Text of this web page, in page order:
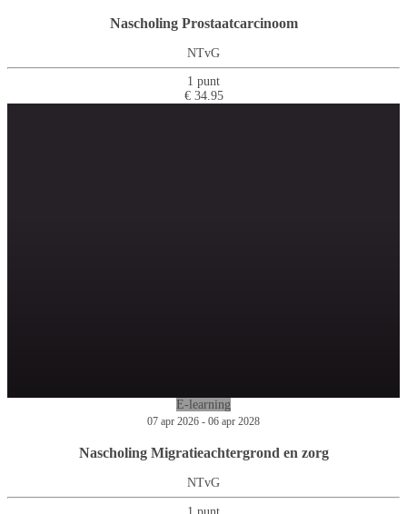
Nascholing Prostaatcarcinoom
NTvG
1 punt
€ 34.95
E-learning
07 apr 2026 - 06 apr 2028
Nascholing Migratieachtergrond en zorg
NTvG